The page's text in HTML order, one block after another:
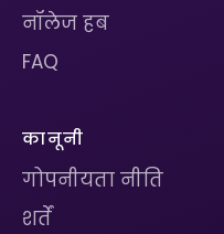
नॉलेज हब
FAQ
कानूनी
गोपनीयता नीति
शर्तें